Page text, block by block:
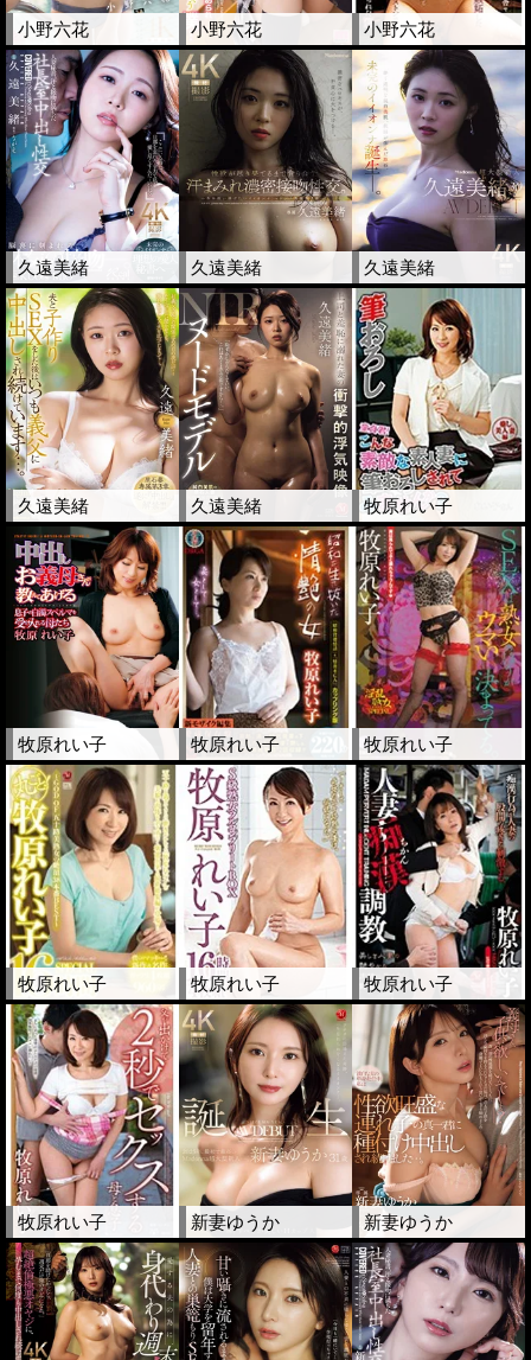
小野六花 小野六花 小野六花
久遠美緒 久遠美緒 久遠美緒
久遠美緒 久遠美緒 牧原れい子
牧原れい子 牧原れい子 牧原れい子
牧原れい子 牧原れい子 牧原れい子
牧原れい子 新妻ゆうか 新妻ゆうか